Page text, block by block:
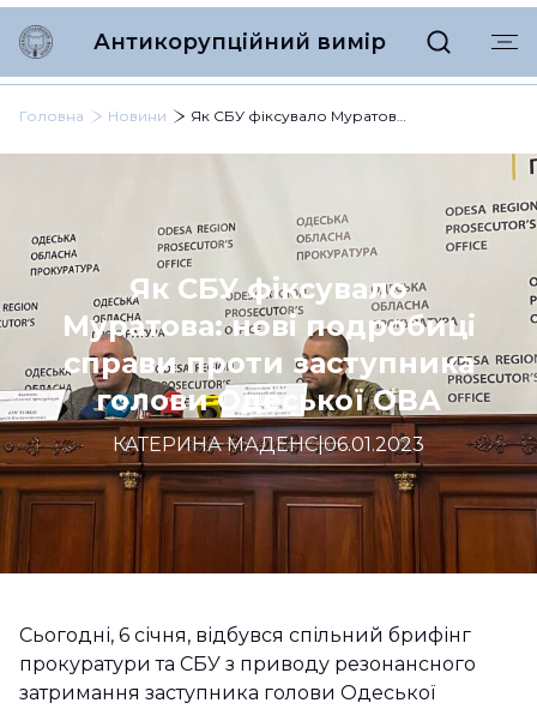
Антикорупційний вимір
Головна Новини Як СБУ фіксувало Муратова: нові подробиці справи проти заступника голови Одеської ОВА
Як СБУ фіксувало
Муратова: нові подробиці
справи проти заступника
голови Одеської ОВА
КАТЕРИНА МАДЕНС|06.01.2023
Сьогодні, 6 січня, відбувся спільний брифінг
прокуратури та СБУ з приводу резонансного
затримання заступника голови Одеської